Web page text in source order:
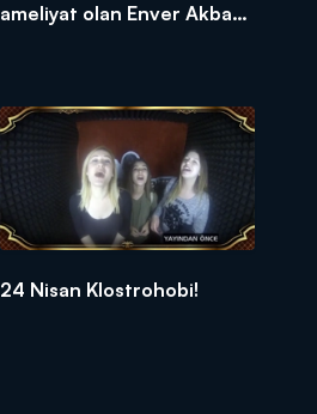
ameliyat olan Enver Akbaş
24 Nisan Klostrohobi!